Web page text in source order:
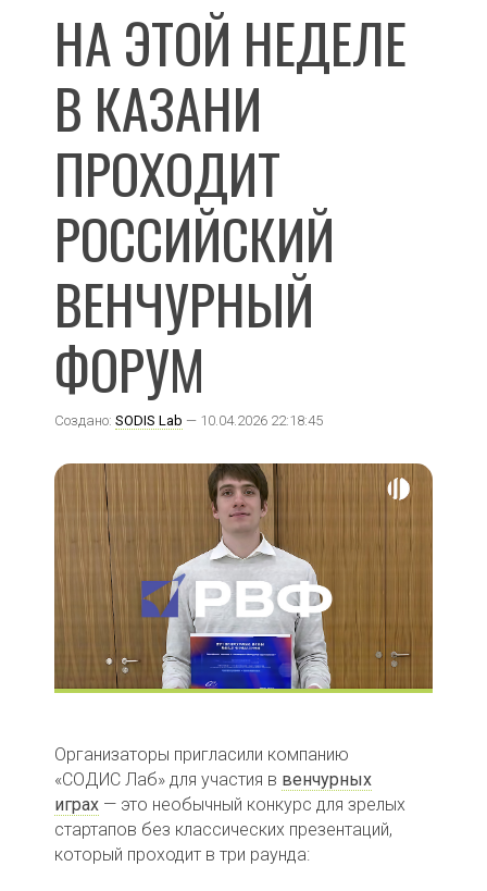
НА ЭТОЙ НЕДЕЛЕ
В КАЗАНИ
ПРОХОДИТ
РОССИЙСКИЙ
ВЕНЧУРНЫЙ
ФОРУМ
Создано: SODIS Lab — 10.04.2026 22:18:45
Организаторы пригласили компанию
«СОДИС Лаб» для участия в венчурных
играх — это необычный конкурс для зрелых
стартапов без классических презентаций,
который проходит в три раунда: